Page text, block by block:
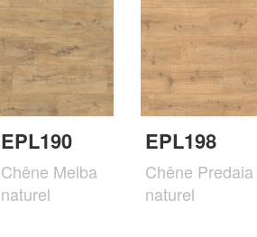
EPL190
Chêne Melba
naturel
EPL198
Chêne Predaia
naturel